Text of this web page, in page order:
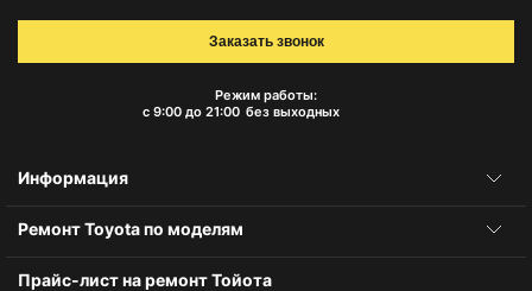
Режим работы:
с 9:00 до 21:00 без выходных
Заказать звонок
Информация
Ремонт Toyota по моделям
Прайс-лист на ремонт Тойота